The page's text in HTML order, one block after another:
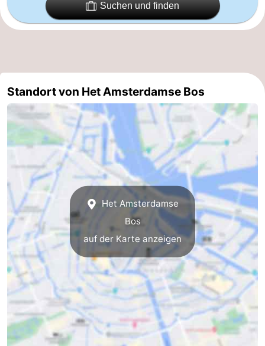
für
Medizin
Kontakt
Suchen und finden
Standort von Het Amsterdamse Bos
Het Amsterdamse
Bos
auf der Karte anzeigen